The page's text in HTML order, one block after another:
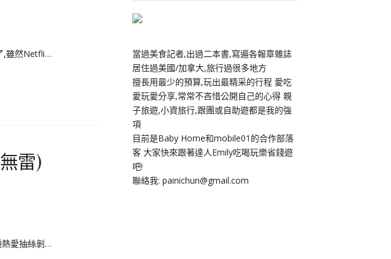
,雖然Netfli…
雷)
熱愛抽絲剝…
當過美食記者,出過二本書,寫遍各報章雜誌
居住過美國/加拿大,旅行過很多地方
擅長用最少的預算,玩出最精采的行程 愛吃
愛玩愛分享,常常不吝惜公開自己的心得 親
子旅遊,小資旅行,跟團或自助遊都是我的強
項
目前是Baby Home和mobile01的合作部落
客 大家快來跟著達人Emily吃喝玩樂省錢遊
吧!
聯絡我: painichun@gmail.com